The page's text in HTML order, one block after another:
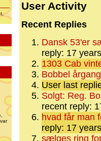
User Activity
Recent Replies
Dansk 53'er
reply: 17
1303 Cab
Bobbel
User last
Solgt: Reg.
recent reply:
hvad får man
reply: 17
sælges ring